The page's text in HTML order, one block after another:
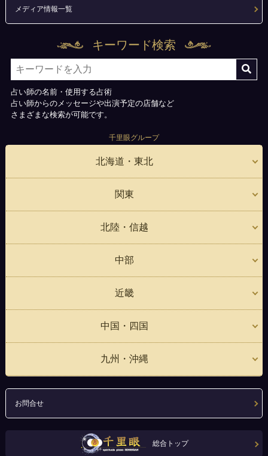
メディア情報一覧
キーワード検索
占い師の名前・使用する占術
占い師からのメッセージや出演予定の店舗など
さまざまな検索が可能です。
千里眼グループ
北海道・東北
関東
北陸・信越
中部
近畿
中国・四国
九州・沖縄
お問合せ
総合トップ